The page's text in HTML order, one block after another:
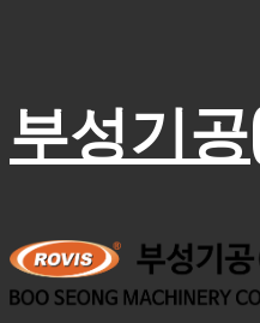
부성기